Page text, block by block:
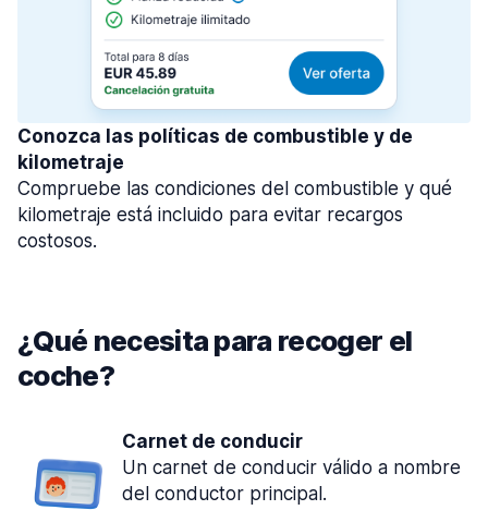
Conozca las políticas de combustible y de
kilometraje
Compruebe las condiciones del combustible y qué
kilometraje está incluido para evitar recargos
costosos.
¿Qué necesita para recoger el
coche?
Carnet de conducir
Un carnet de conducir válido a nombre
del conductor principal.